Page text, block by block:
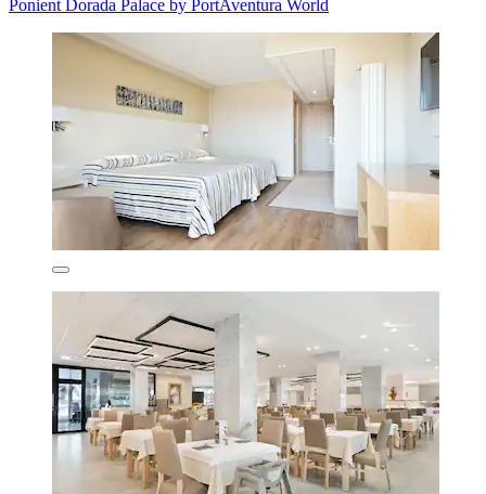
Ponient Dorada Palace by PortAventura World